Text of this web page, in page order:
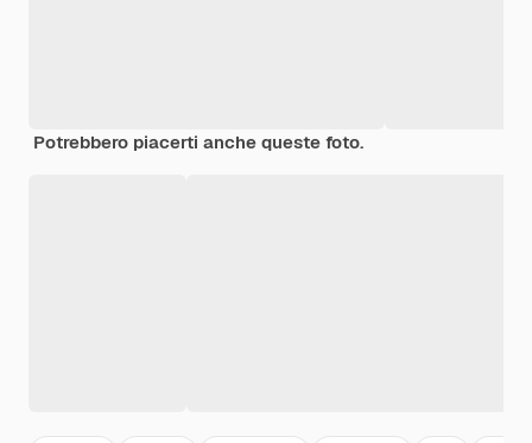
Potrebbero piacerti anche queste foto.